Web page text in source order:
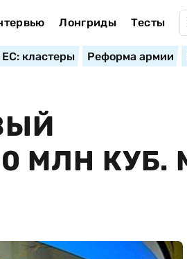
Лонгриды Тесты
кластеры Реформа армии
МЛН КУБ.